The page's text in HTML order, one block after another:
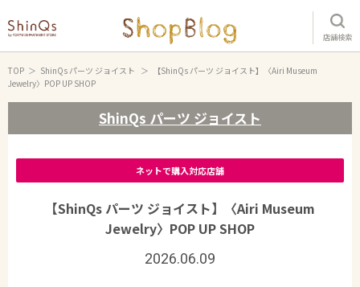
店舗検索
TOP ShinQs パーツ ジョイスト
【ShinQs パーツ ジョイスト】〈Airi Museum
Jewelry〉POP UP SHOP
ShinQs パーツ ジョイスト
ネットで購入対応店舗
【ShinQs パーツ ジョイスト】〈Airi Museum
Jewelry〉POP UP SHOP
2026.06.09